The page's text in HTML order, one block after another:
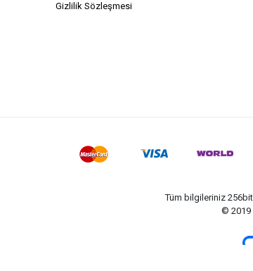
Gizlilik Sözleşmesi
Tüm bilgileriniz
© 2019